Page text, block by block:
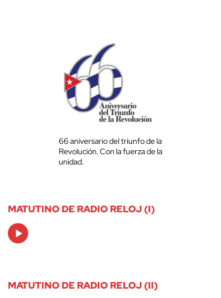
66 aniversario del triunfo de la
Revolución. Con la fuerza de la
unidad.
MATUTINO DE RADIO RELOJ (I)
Audio
Player
MATUTINO DE RADIO RELOJ (II)